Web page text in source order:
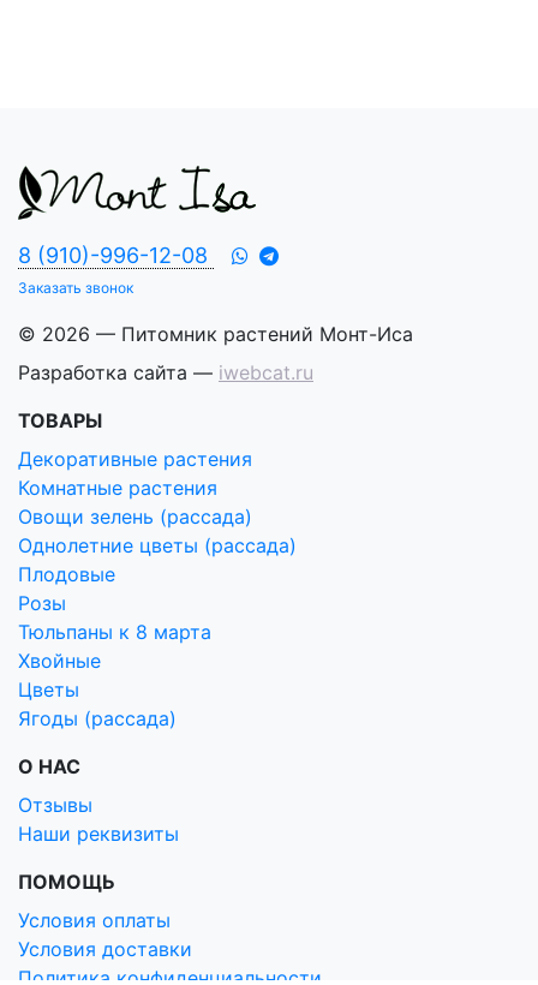
8 (910)-996-12-08
Заказать звонок
© 2026 — Питомник растений Монт-Иса
Разработка сайта — iwebcat.ru
ТОВАРЫ
Декоративные растения
Комнатные растения
Овощи зелень (рассада)
Однолетние цветы (рассада)
Плодовые
Розы
Тюльпаны к 8 марта
Хвойные
Цветы
Ягоды (рассада)
О НАС
Отзывы
Наши реквизиты
ПОМОЩЬ
Условия оплаты
Условия доставки
Политика конфиденциальности